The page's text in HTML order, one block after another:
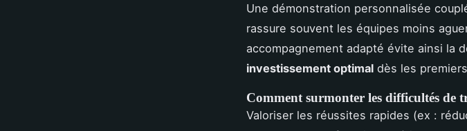
Une démonstration personnalisée
rassure souvent les équipes moins
accompagnement adapté évite ainsi la
investissement optimal dès les
Comment surmonter les difficultés de
Valoriser les réussites rapides (ex :